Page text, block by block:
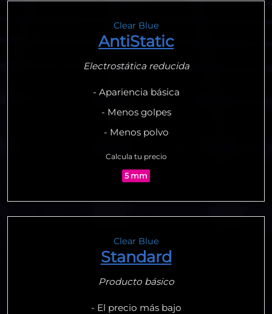
Clear Blue
AntiStatic
Electrostática reducida
- Apariencia básica
- Menos golpes
- Menos polvo
Calcula tu precio
5 mm
Clear Blue
Standard
Producto básico
- El precio más bajo